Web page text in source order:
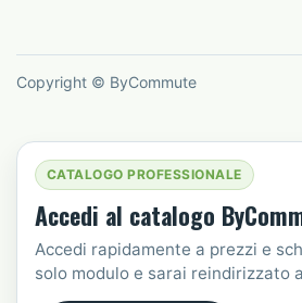
Copyright © ByCommute
CATALOGO PROFESSIONALE
Accedi al catalogo
Accedi rapidamente a prezzi e
solo modulo e sarai reindirizzato